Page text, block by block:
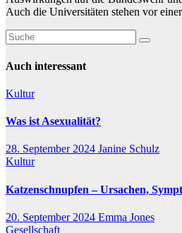
Auch die Universitäten stehen vor
Auch interessant
Kultur
Was ist Asexualität?
28. September 2024 Janine Schulz
Kultur
Katzenschnupfen – Ursachen,
20. September 2024 Emma Jones
Gesellschaft